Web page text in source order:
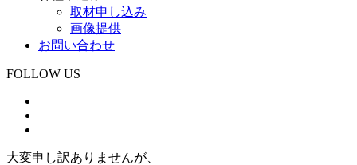
取材申し込み
画像提供
お問い合わせ
FOLLOW US
大変申し訳ありませんが、